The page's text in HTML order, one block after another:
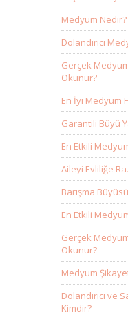
Medyum Nedir?
Dolandırıcı
Gerçek
Okunur?
En İyi Medyum
Garantili Büyü
En Etkili
Aileyi Evliliğe
Barışma Büyüsü
En Etkili
Gerçek
Okunur?
Medyum
Dolandırıcı ve
Kimdir?